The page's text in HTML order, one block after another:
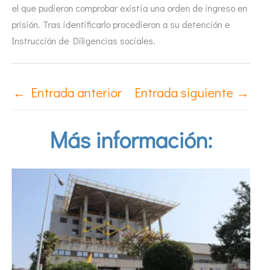
el que pudieron comprobar existía una orden de ingreso en
prisión. Tras identificarlo procedieron a su detención e
Instrucción de Diligencias sociales.
← Entrada anterior Entrada siguiente →
Más información: